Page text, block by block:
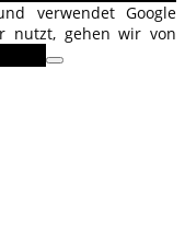
verwendet Google
nutzt, gehen wir von